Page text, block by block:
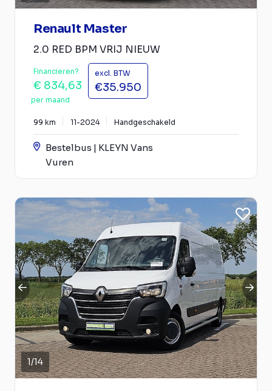
Renault Master
2.0 RED BPM VRIJ NIEUW
Financieren?
€ 834,63
per maand
excl. BTW
€35.950
99 km 11-2024 Handgeschakeld
Bestelbus | KLEYN Vans
Vuren
1/14